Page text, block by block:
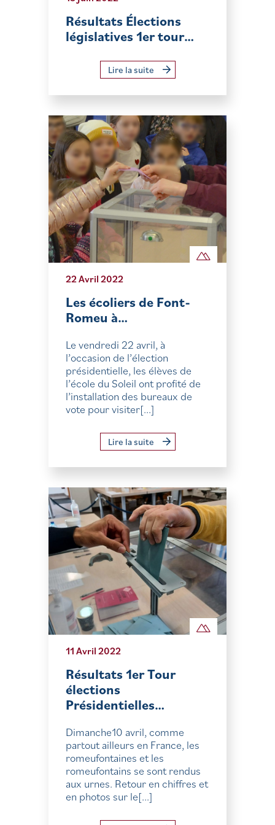
Résultats Élections
législatives 1er tour…
Lire la suite
22 Avril 2022
Les écoliers de Font-
Romeu à…
Le vendredi 22 avril, à
l’occasion de l’élection
présidentielle, les élèves de
l’école du Soleil ont profité de
l’installation des bureaux de
vote pour visiter[...]
Lire la suite
11 Avril 2022
Résultats 1er Tour
élections
Présidentielles…
Dimanche10 avril, comme
partout ailleurs en France, les
romeufontaines et les
romeufontains se sont rendus
aux urnes. Retour en chiffres et
en photos sur le[...]